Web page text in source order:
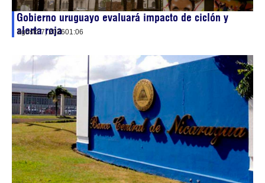
Gobierno uruguayo evaluará impacto de ciclón y
alerta roja
agosto 7, 202601:06